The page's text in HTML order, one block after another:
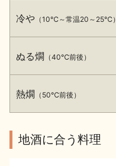
冷や （10℃～常温20～25℃）
ぬる燗 （40℃前後）
熱燗 （50℃前後）
地酒に合う料理